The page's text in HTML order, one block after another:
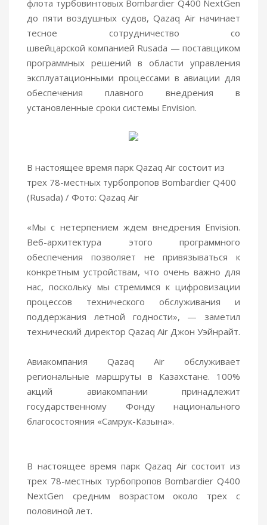
флота турбовинтовых Bombardier Q400 NextGen
до пяти воздушных судов, Qazaq Air начинает
тесное сотрудничество со
швейцарской компанией Rusada — поставщиком
программных решений в области управления
эксплуатационными процессами в авиации для
обеспечения плавного внедрения в
установленные сроки системы Envision.
В настоящее время парк Qazaq Air состоит из
трех 78-местных турбопропов Bombardier Q400
(Rusada) / Фото: Qazaq Air
«Мы с нетерпением ждем внедрения Envision.
Веб-архитектура этого программного
обеспечения позволяет не привязываться к
конкретным устройствам, что очень важно для
нас, поскольку мы стремимся к цифровизации
процессов технического обслуживания и
поддержания летной годности», — заметил
технический директор Qazaq Air Джон Уэйнрайт.
Авиакомпания Qazaq Air обслуживает
региональные маршруты в Казахстане. 100%
акций авиакомпании принадлежит
государственному Фонду национального
благосостояния «Самрук-Казына».
В настоящее время парк Qazaq Air состоит из
трех 78-местных турбопропов Bombardier Q400
NextGen средним возрастом около трех с
половиной лет.